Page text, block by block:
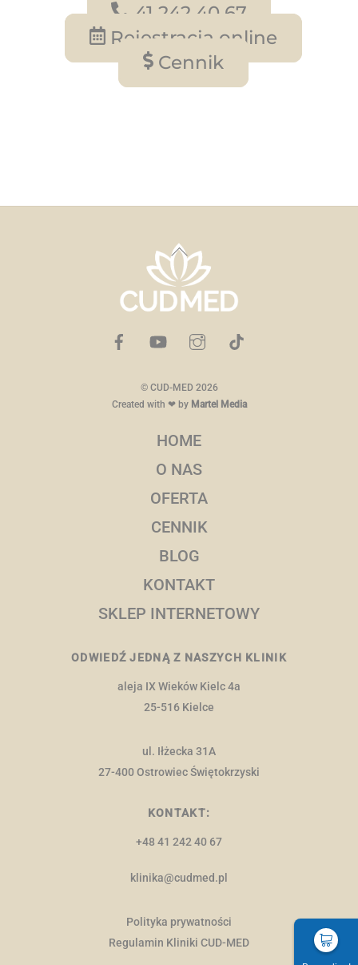
41 242 40 67
Rejestracja online
Cennik
Back
To
Top
© CUD-MED 2026
Created with ❤ by Martel Media
HOME
O NAS
OFERTA
CENNIK
BLOG
KONTAKT
SKLEP INTERNETOWY
ODWIEDŹ JEDNĄ Z NASZYCH KLINIK
aleja IX Wieków Kielc 4a
25-516 Kielce
ul. Iłżecka 31A
27-400 Ostrowiec Świętokrzyski
KONTAKT:
+48 41 242 40 67
klinika@cudmed.pl
Polityka prywatności
Regulamin Kliniki CUD-MED